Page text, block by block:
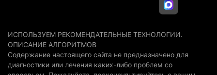
ИСПОЛЬЗУЕМ РЕКОМЕНДАТЕЛЬНЫЕ ТЕХНОЛОГИИ.
ОПИСАНИЕ АЛГОРИТМОВ
Содержание настоящего сайта не предназначено для
диагностики или лечения каких-либо проблем со